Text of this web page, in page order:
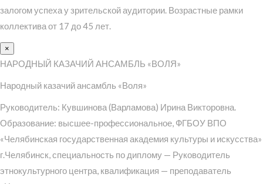
залогом успеха у зрительской аудитории. Возрастные рамки
коллектива от 17 до 45 лет.
×
НАРОДНЫЙ КАЗАЧИЙ АНСАМБЛЬ «ВОЛЯ»
Народный казачий ансамбль «Воля»
Руководитель: Кувшинова (Варламова) Ирина Викторовна.
Образование: высшее-профессиональное, ФГБОУ ВПО
«Челябинская государственная академия культуры и искусства»
г.Челябинск, специальность по диплому — Руководитель
этнокультурного центра, квалификация — преподаватель